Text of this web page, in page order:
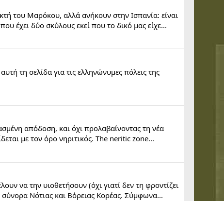
του Μαρόκου, αλλά ανήκουν στην Ισπανία: είναι
έχει δύο σκύλους εκεί που το δικό μας είχε...
τη σελίδα για τις ελληνώνυμες πόλεις της
απόδοση, και όχι προλαβαίνοντας τη νέα
με τον όρο νηριτικός. The neritic zone...
να την υιοθετήσουν (όχι γιατί δεν τη φροντίζει
σύνορα Νότιας και Βόρειας Κορέας. Σύμφωνα...